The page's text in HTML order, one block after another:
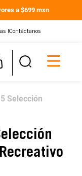
a $699 mxn
| Contáctanos
Selección